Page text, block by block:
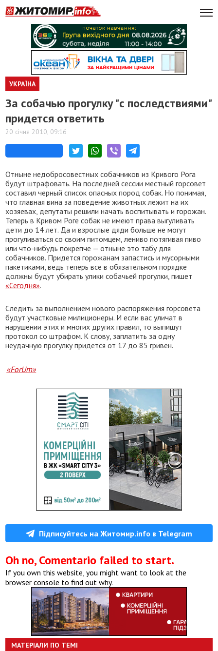
УКРАЇНА
За собачью прогулку "с последствиями"
придется ответить
20 січня 2010, 09:16
Отныне недобросовестных собачников из Кривого Рога
будут штрафовать. На последней сессии местный горсовет
составил черный список опасных пород собак. Но понимая,
что главная вина за поведение животных лежит на их
хозяевах, депутаты решили начать воспитывать и горожан.
Теперь в Кривом Роге собак не имеют права выгуливать
дети до 14 лет. Да и взрослые дяди больше не могут
прогуливаться со своим питомцем, лениво потягивая пиво
или что-нибудь покрепче — отныне это табу для
собачников. Придется горожанам запастись и мусорными
пакетиками, ведь теперь все в обязательном порядке
должны будут убирать улики собачьей прогулки, пишет
«Сегодня».
Следить за выполнением нового распоряжения горсовета
будут участковые милиционеры. И если вас уличат в
нарушении этих и многих других правил, то выпишут
протокол со штрафом. К слову, заплатить за одну
неудачную прогулку придется от 17 до 85 гривен.
«ForUm»
Підписуйтесь на Житомир.info в Telegram
Oh no, Comentario failed to start.
If you own this website, you might want to look at the
browser console to find out why.
МАТЕРІАЛИ ПО ТЕМІ